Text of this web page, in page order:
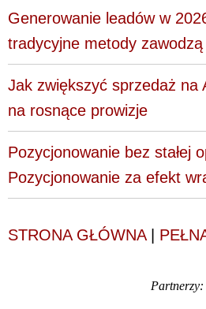
Generowanie leadów w
tradycyjne metody zawodzą
Jak zwiększyć sprzedaż na
na rosnące prowizje
Pozycjonowanie bez stałej
Pozycjonowanie za efekt
STRONA GŁÓWNA|
Partnerzy: